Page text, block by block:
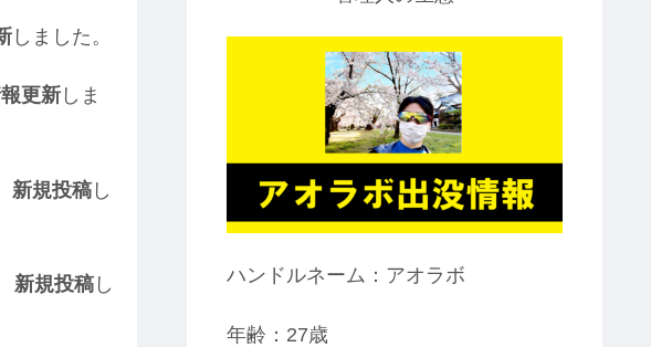
しました。
更新 しま
新規投稿 し
新規投稿 し
ハンドルネーム：アオラボ
年齢：27歳